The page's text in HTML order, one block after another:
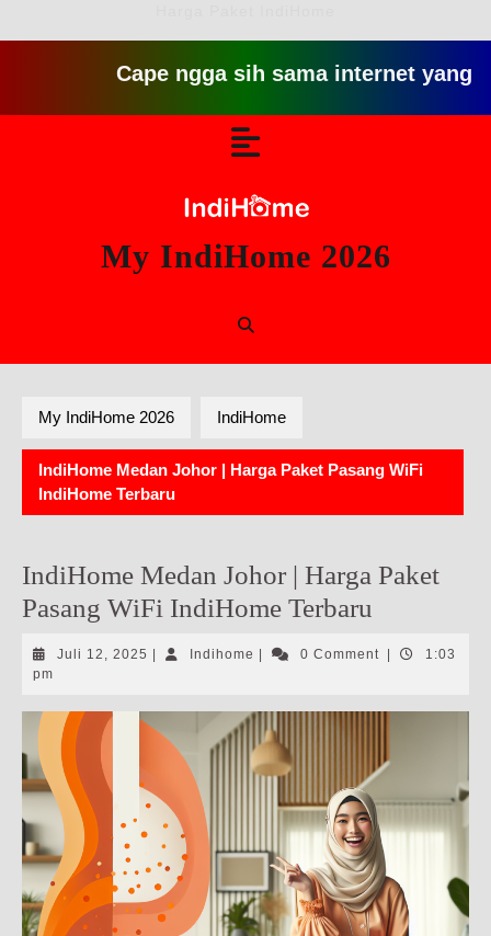
Cape ngga sih sama internet yang
My IndiHome 2026
My IndiHome 2026 IndiHome
IndiHome Medan Johor | Harga Paket Pasang WiFi
IndiHome Terbaru
IndiHome Medan Johor | Harga Paket
Pasang WiFi IndiHome Terbaru
Juli 12, 2025 Juli
Indihome Indihome0 Comment
1:03
pm